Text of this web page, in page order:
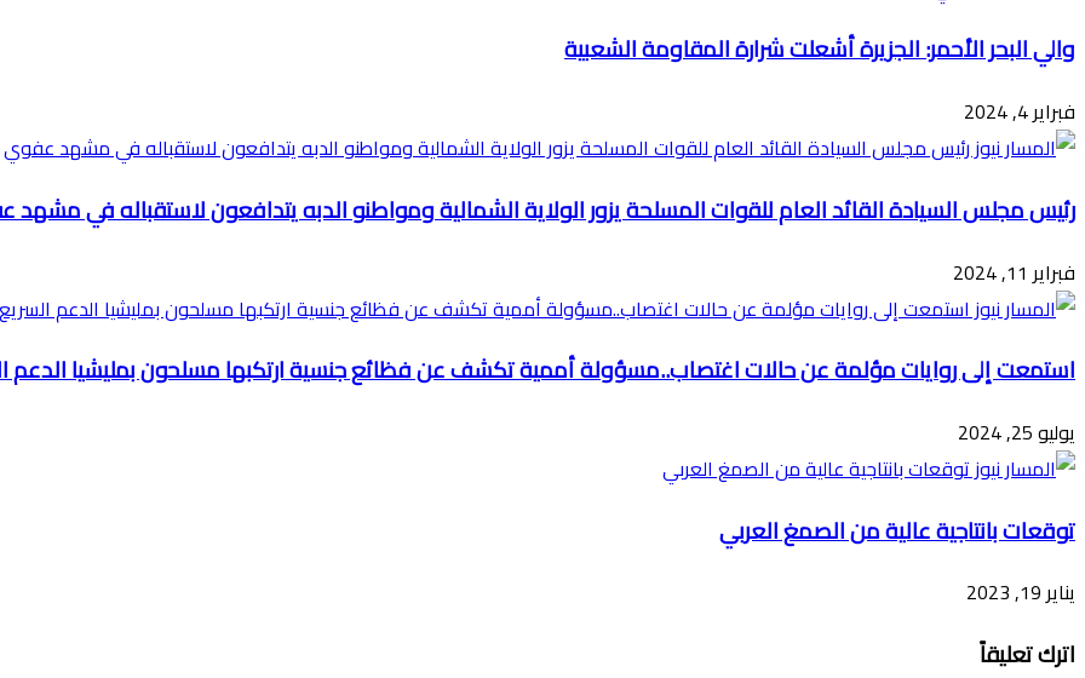
والي البحر الأحمر: الجزيرة أشعلت شرارة المقاومة الشعبية
فبراير 4, 2024
رئيس مجلس السيادة القائد العام للقوات المسلحة يزور الولاية الشمالية ومواطنو الدبه يتدافعون لاستقباله في
فبراير 11, 2024
استمعت إلى روايات مؤلمة عن حالات اغتصاب..مسؤولة أممية تكشف عن فظائع جنسية ارتكبها مسلحون بمليشيا الدعم
يوليو 25, 2024
توقعات بانتاجية عالية من الصمغ العربي
يناير 19, 2023
اترك تعليقاً